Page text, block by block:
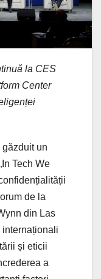
la CES
Center
un
Tech We
de la
din Las
internaționali
și eticii
a